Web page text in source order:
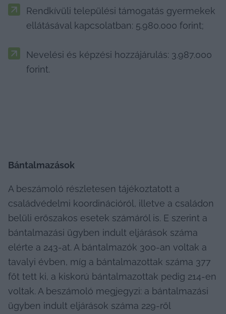
Rendkívüli települési támogatás gyermekek
ellátásával kapcsolatban: 5.980.000 forint;
Nevelési és képzési hozzájárulás: 3.987.000
forint.
Bántalmazások
A beszámoló részletesen tájékoztatott a
családvédelmi koordinációról, illetve a családon
belüli erőszakos esetek számáról is. E szerint a
bántalmazási ügyben indult eljárások száma
elérte a 243-at. A bántalmazók 300-an voltak a
tavalyi évben, míg a bántalmazottak száma 377
főt tett ki, a kiskorú bántalmazottak pedig 214-en
voltak. A beszámoló megjegyzi: a bántalmazási
ügyben indult eljárások száma 229-ről